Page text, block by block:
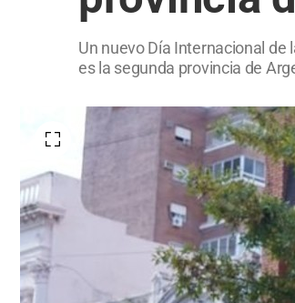
Un nuevo Día Internacional de
es la segunda provincia de